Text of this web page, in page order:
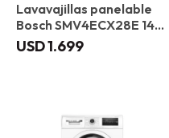
Lavavajillas panelable
Bosch SMV4ECX28E 14
servicios
USD1.699